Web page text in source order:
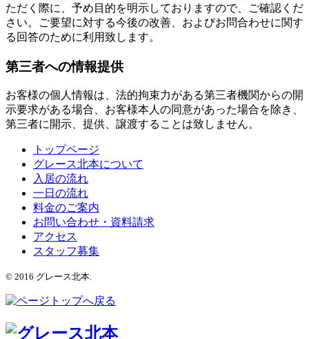
ただく際に、予め目的を明示しておりますので、ご確認くだ
さい。ご要望に対する今後の改善、およびお問合わせに関す
る回答のために利用致します。
第三者への情報提供
お客様の個人情報は、法的拘束力がある第三者機関からの開
示要求がある場合、お客様本人の同意があった場合を除き、
第三者に開示、提供、譲渡することは致しません。
トップページ
グレース北本について
入居の流れ
一日の流れ
料金のご案内
お問い合わせ・資料請求
アクセス
スタッフ募集
© 2016 グレース北本.